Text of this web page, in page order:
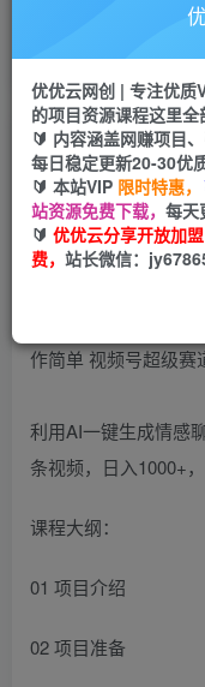
（10901期）一
作简单 视频号超
优优云网创
2年前更新
利用AI一键生成情感
条视频，日入1000+
课程大纲：
01 项目介绍
02 项目准备
优优云网创 | 专注优质
的项目资源课程这里全
🔰 内容涵盖网赚项目
每日稳定更新20-30优
🔰 本站VIP 限时特惠，
站资源免费下载， 每天
🔰 优优云分享开放加
费， 站长微信：